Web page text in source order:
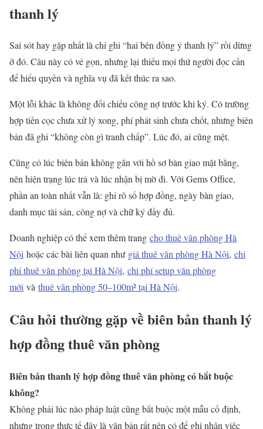
thanh lý
Sai sót hay gặp nhất là chỉ ghi “hai bên đồng ý thanh lý” rồi dừng
ở đó. Câu này có vẻ gọn, nhưng lại thiếu mọi thứ người đọc cần
để hiểu quyền và nghĩa vụ đã kết thúc ra sao.
Một lỗi khác là không đối chiếu công nợ trước khi ký. Có trường
hợp tiền cọc chưa xử lý xong, phí phát sinh chưa chốt, nhưng biên
bản đã ghi “không còn gì tranh chấp”. Lúc đó, ai cũng mệt.
Cũng có lúc biên bản không gắn với hồ sơ bàn giao mặt bằng,
nên hiện trạng lúc trả và lúc nhận bị mờ đi. Với Gems Office,
phần an toàn nhất vẫn là: ghi rõ số hợp đồng, ngày bàn giao,
danh mục tài sản, công nợ và chữ ký đầy đủ.
Doanh nghiệp có thể xem thêm trang cho thuê văn phòng Hà
Nội hoặc các bài liên quan như giá thuê văn phòng Hà Nội, chi
phí thuê văn phòng tại Hà Nội, chi phí setup văn phòng
mới và thuê văn phòng 50–100m² tại Hà Nội.
Câu hỏi thường gặp về biên bản thanh lý
hợp đồng thuê văn phòng
Biên bản thanh lý hợp đồng thuê văn phòng có bắt buộc
không?
Không phải lúc nào pháp luật cũng bắt buộc một mẫu cố định,
nhưng trong thực tế đây là văn bản rất nên có để ghi nhận việc